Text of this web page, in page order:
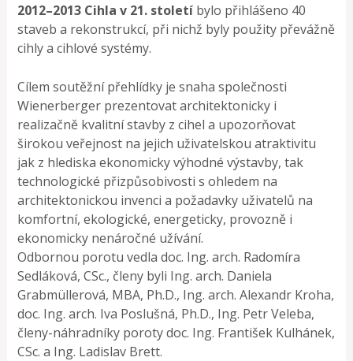
2012–2013 Cihla v 21. století bylo přihlášeno 40
staveb a rekonstrukcí, při nichž byly použity převážně
cihly a cihlové systémy.
Cílem soutěžní přehlídky je snaha společnosti
Wienerberger prezentovat architektonicky i
realizačně kvalitní stavby z cihel a upozorňovat
širokou veřejnost na jejich uživatelskou atraktivitu
jak z hlediska ekonomicky výhodné výstavby, tak
technologické přizpůsobivosti s ohledem na
architektonickou invenci a požadavky uživatelů na
komfortní, ekologické, energeticky, provozně i
ekonomicky nenáročné užívání.
Odbornou porotu vedla doc. Ing. arch. Radomíra
Sedláková, CSc., členy byli Ing. arch. Daniela
Grabmüllerová, MBA, Ph.D., Ing. arch. Alexandr Kroha,
doc. Ing. arch. Iva Poslušná, Ph.D., Ing. Petr Veleba,
členy-náhradníky poroty doc. Ing. František Kulhánek,
CSc. a Ing. Ladislav Brett.